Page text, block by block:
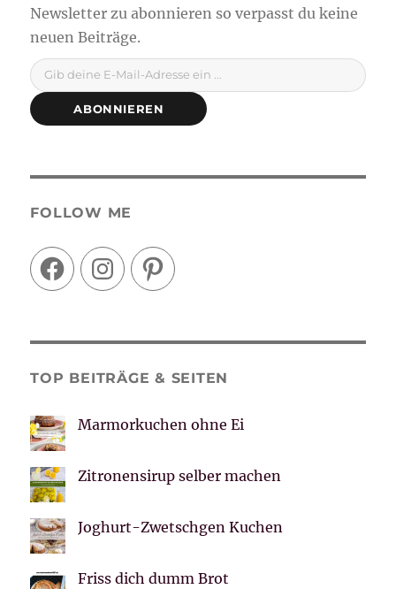
Gib deine E-Mail-Adresse ein ...
ABONNIEREN
FOLLOW ME
FacebookInstagramPinterest
TOP BEITRÄGE & SEITEN
Marmorkuchen ohne Ei
Zitronensirup selber machen
Joghurt-Zwetschgen Kuchen
Friss dich dumm Brot